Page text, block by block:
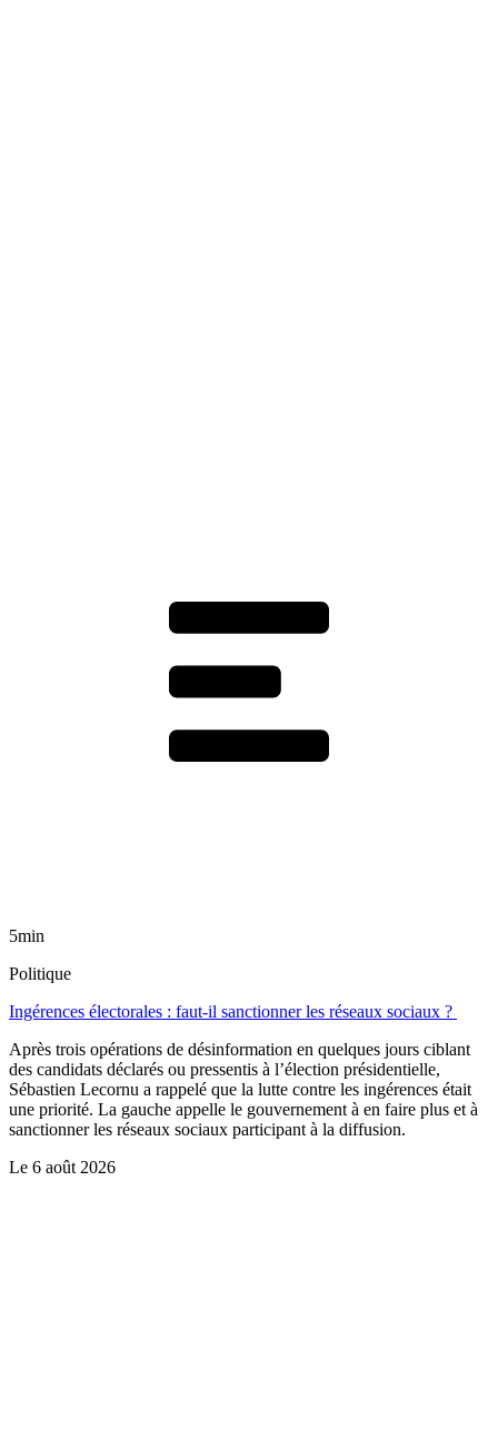
5min
Politique
Ingérences électorales : faut-il sanctionner les réseaux sociaux ?
Après trois opérations de désinformation en quelques jours ciblant
des candidats déclarés ou pressentis à l’élection présidentielle,
Sébastien Lecornu a rappelé que la lutte contre les ingérences était
une priorité. La gauche appelle le gouvernement à en faire plus et à
sanctionner les réseaux sociaux participant à la diffusion.
Le 6 août 2026